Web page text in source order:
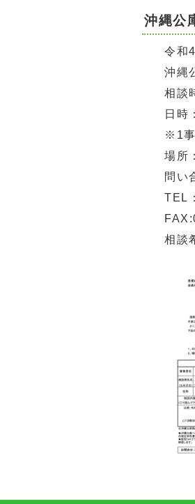
沖縄公
令和
沖縄
相談
日時
※1事
場所
問い
TEL
相談